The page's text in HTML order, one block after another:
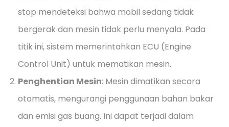
stop mendeteksi bahwa mobil sedang tidak
bergerak dan mesin tidak perlu menyala. Pada
titik ini, sistem memerintahkan ECU (Engine
Control Unit) untuk mematikan mesin.
Penghentian Mesin: Mesin dimatikan secara
otomatis, mengurangi penggunaan bahan bakar
dan emisi gas buang. Ini dapat terjadi dalam